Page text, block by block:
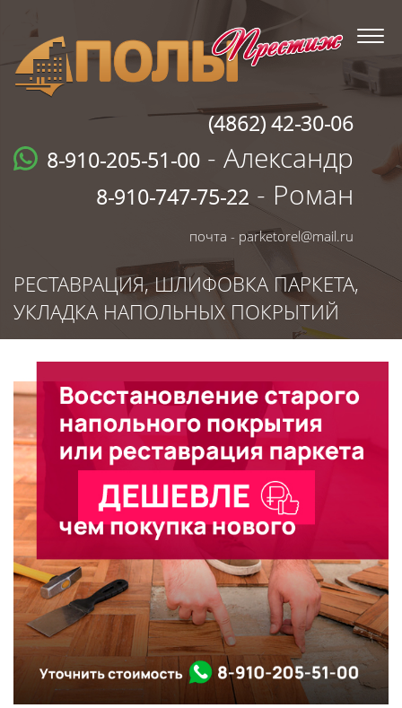
(4862) 42-30-06
8-910-205-51-00 - Александр
8-910-747-75-22- Роман
почта - parketorel@mail.ru
РЕСТАВРАЦИЯ, ШЛИФОВКА ПАРКЕТА,
УКЛАДКА НАПОЛЬНЫХ ПОКРЫТИЙ